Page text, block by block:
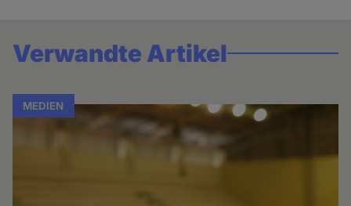
Verwandte Artikel
MEDIEN